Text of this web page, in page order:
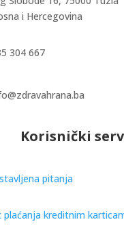
i Hercegovina
304 667
Korisnički
pitanja
plaćanja kreditnim